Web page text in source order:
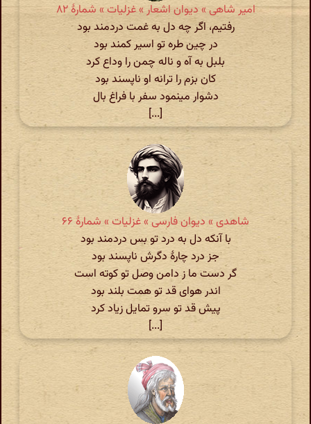
امیر شاهی » دیوان اشعار » غزلیات » شمارهٔ ۸۲
رفتیم، اگر چه دل به غمت دردمند بود
در چین طره تو اسیر کمند بود
بلبل به آه و ناله چمن را وداع کرد
کان بزم را ترانه او ناپسند بود
دشوار مینمود سفر با فراغ بال
[...]
شاهدی » دیوان فارسی » غزلیات » شمارهٔ ۶۶
با آنکه دل به درد تو بس دردمند بود
جز درد چارۀ دگرش ناپسند بود
گر دست ما ز دامن وصل تو کوته است
اندر هوای قد تو همت بلند بود
پیش قد تو سرو تمایل زیاد کرد
[...]